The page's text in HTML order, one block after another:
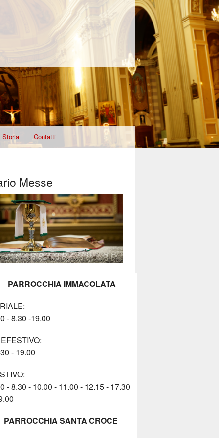
Storia Contatti
Messe
PARROCCHIA IMMACOLATA
- 8.30 -19.00
- 19.00
- 8.30 - 10.00 - 11.00 - 12.15 - 17.30
PARROCCHIA SANTA CROCE